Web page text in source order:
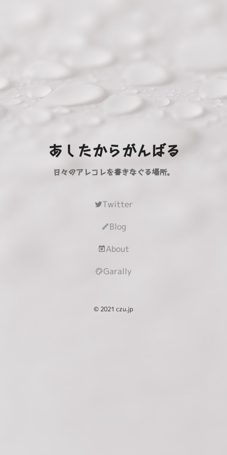
あしたからがんばる
日々のアレコレを書きなぐる場所。
Twitter
Blog
About
Garally
© 2021 czu.jp